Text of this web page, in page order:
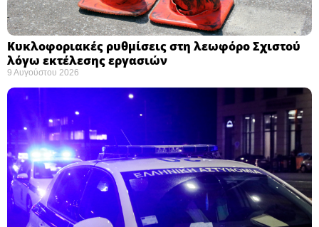
Κυκλοφοριακές ρυθμίσεις στη λεωφόρο Σχιστού
λόγω εκτέλεσης εργασιών
9 Αυγούστου 2026